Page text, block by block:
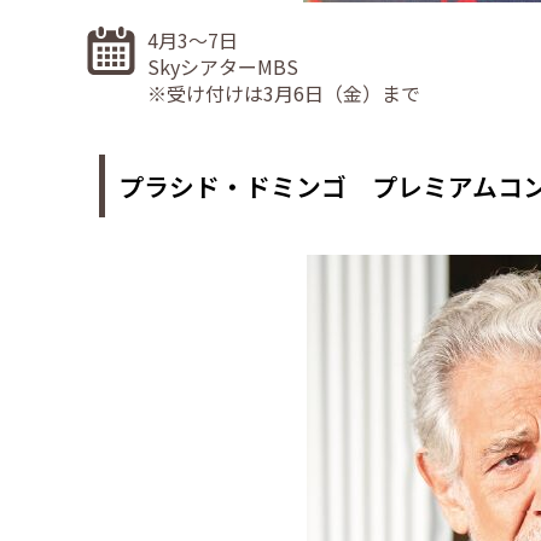
4月3～7日
SkyシアターMBS
※受け付けは3月6日（金）まで
プラシド・ドミンゴ プレミアムコ